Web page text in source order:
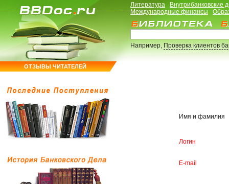
ОТЗЫВЫ ЧИТАТЕЛЕЙ
Литература
Внутрибанковские
Международные финансы
Например,Проверка клиентов
Имя и фамилия
Логин
E-mail